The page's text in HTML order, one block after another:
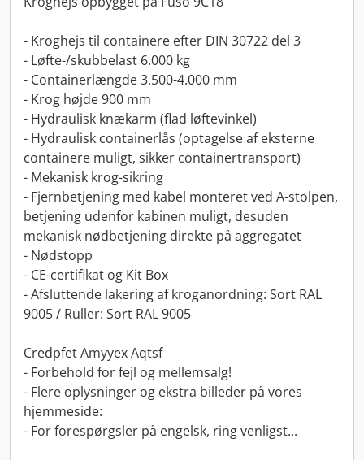
- Kroghejs til containere efter DIN 30722 del 3
- Løfte-/skubbelast 6.000 kg
- Containerlængde 3.500-4.000 mm
- Krog højde 900 mm
- Hydraulisk knækarm (flad løftevinkel)
- Hydraulisk containerlås (optagelse af eksterne
containere muligt, sikker containertransport)
- Mekanisk krog-sikring
- Fjernbetjening med kabel monteret ved A-stolpen,
betjening udenfor kabinen muligt, desuden
mekanisk nødbetjening direkte på aggregatet
- Nødstopp
- CE-certifikat og Kit Box
- Afsluttende lakering af kroganordning: Sort RAL
9005 / Ruller: Sort RAL 9005
Credpfet Amyyex Aqtsf
- Forbehold for fejl og mellemsalg!
- Flere oplysninger og ekstra billeder på vores
hjemmeside:
- For forespørgsler på engelsk, ring venligst...